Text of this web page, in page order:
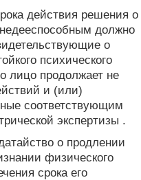
действия решения о
должно
о
психического
лицо продолжает не
и (или)
соответствующим
экспертизы .
о продлении
физического
срока его